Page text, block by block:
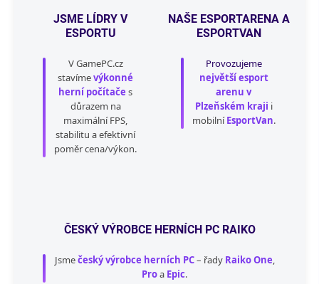
JSME LÍDRY V
ESPORTU
V GamePC.cz
stavímevýkonné
herní počítače s
důrazem na
maximální FPS,
stabilitu a efektivní
poměr cena/výkon.
NAŠE ESPORTARENA A
ESPORTVAN
Provozujeme
největší esport
arenu v
Plzeňském kraji i
mobilníEsportVan.
ČESKÝ VÝROBCE HERNÍCH PC RAIKO
Jsmečeský výrobce herních PC– řady Raiko One,
Proa Epic.